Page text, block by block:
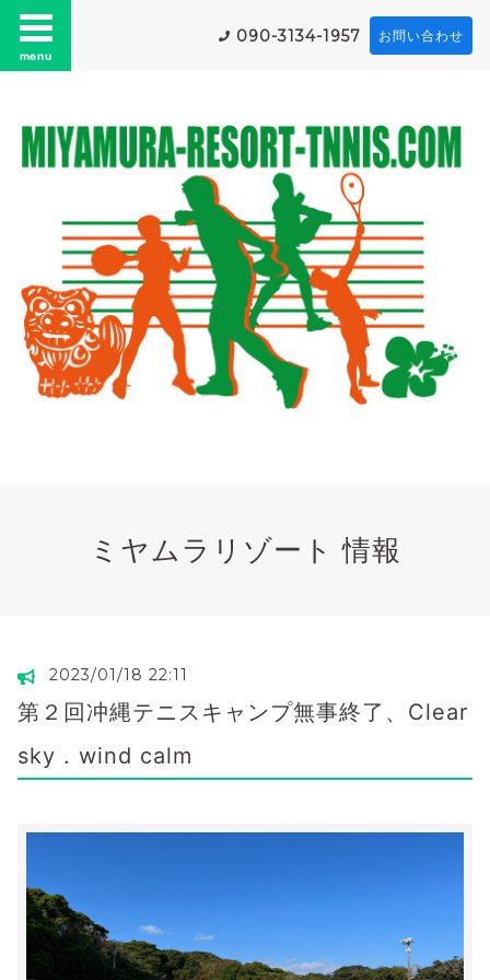
menu
090-3134-1957 お問い合わせ
ミヤムラリゾート 情報
2023/01/18 22:11
第２回冲縄テニスキャンプ無事終了、Clear
sky . wind calm